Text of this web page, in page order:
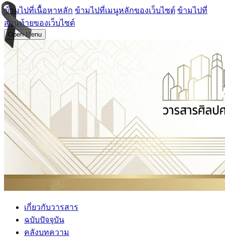
ข้ามไปที่เนื้อหาหลัก ข้ามไปที่เมนูหลักของเว็บไซต์ ข้ามไปที่
ส่วนท้ายของเว็บไซต์
Open Menu
เกี่ยวกับวารสาร
ฉบับปัจจุบัน
คลังบทความ